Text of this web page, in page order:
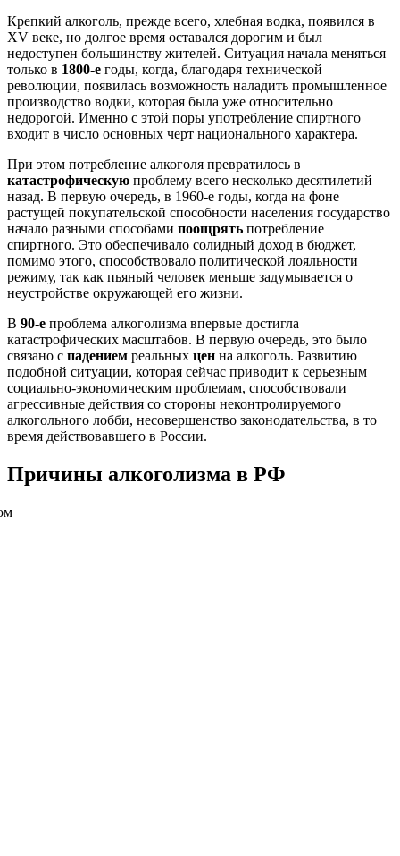
Крепкий алкоголь, прежде всего, хлебная водка, появился в
XV веке, но долгое время оставался дорогим и был
недоступен большинству жителей. Ситуация начала меняться
только в 1800-е годы, когда, благодаря технической
революции, появилась возможность наладить промышленное
производство водки, которая была уже относительно
недорогой. Именно с этой поры употребление спиртного
входит в число основных черт национального характера.
При этом потребление алкоголя превратилось в
катастрофическую проблему всего несколько десятилетий
назад. В первую очередь, в 1960-е годы, когда на фоне
растущей покупательской способности населения государство
начало разными способами поощрять потребление
спиртного. Это обеспечивало солидный доход в бюджет,
помимо этого, способствовало политической лояльности
режиму, так как пьяный человек меньше задумывается о
неустройстве окружающей его жизни.
В 90-е проблема алкоголизма впервые достигла
катастрофических масштабов. В первую очередь, это было
связано с падением реальных цен на алкоголь. Развитию
подобной ситуации, которая сейчас приводит к серьезным
социально-экономическим проблемам, способствовали
агрессивные действия со стороны неконтролируемого
алкогольного лобби, несовершенство законодательства, в то
время действовавшего в России.
Причины алкоголизма в РФ